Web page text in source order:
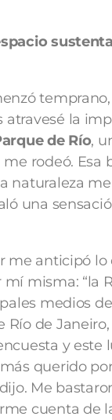
temprano,
atravesé la
de Río,
rodeó. Esa
naturaleza
una
me anticipó
misma: “la
medios de
de
y este
querido
Me
cuenta de